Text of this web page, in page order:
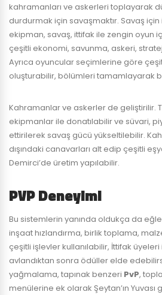
kahramanları ve askerleri toplayarak
durdurmak için savaşmaktır. Savaş için
ekipman, savaş, ittifak ile zengin oyun
çeşitli ekonomi, savunma, askeri,
Ayrıca oyuncular seçimlerine göre
oluşturabilir, bölümleri tamamlayarak
Kahramanlar ve askerler de geliştirilir.
ekipmanlar ile donatılabilir ve süvari,
ettirilerek savaş gücü yükseltilebilir.
dışındaki canavarları alt edip çeşitli
Demirci’de üretim yapılabilir.
PVP Deneyimi
Bu sistemlerin yanında oldukça da
inşaat hızlandırma, birlik toplama,
çeşitli işlevler kullanılabilir, İttifak
avlandıktan sonra ödüller elde
yağmalama, tapınak benzeri PvP,
menülerine ek olarak Şeytan’ın Yuvası